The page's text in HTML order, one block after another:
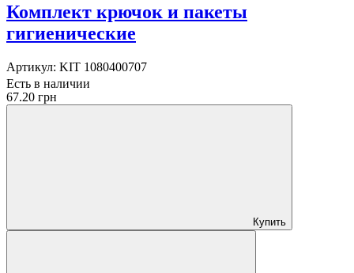
Комплект крючок и пакеты
гигиенические
Артикул: KIT 1080400707
Есть в наличии
67.20 грн
Купить